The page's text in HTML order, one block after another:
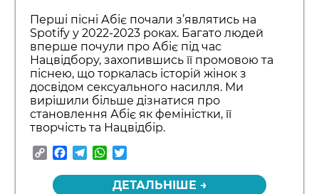
Перші пісні Абіє почали з’являтись на
Spotify у 2022-2023 роках. Багато людей
вперше почули про Абіє під час
Нацвідбору, захопившись її промовою та
піснею, що торкалась історій жінок з
досвідом сексуального насилля. Ми
вирішили більше дізнатися про
становлення Абіє як феміністки, її
творчість та Нацвідбір.
CopyFacebook
TelegramWhatsApp
ДЕТАЛЬНІШЕ →